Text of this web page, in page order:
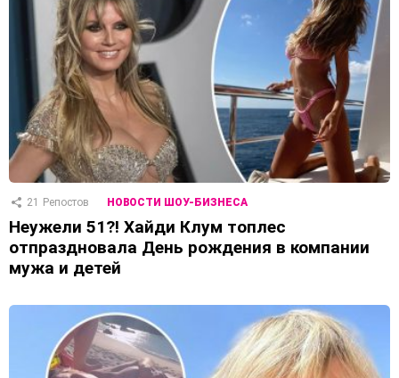
21 Репостов НОВОСТИ ШОУ-БИЗНЕСА
Неужели 51?! Хайди Клум топлес
отпраздновала День рождения в компании
мужа и детей